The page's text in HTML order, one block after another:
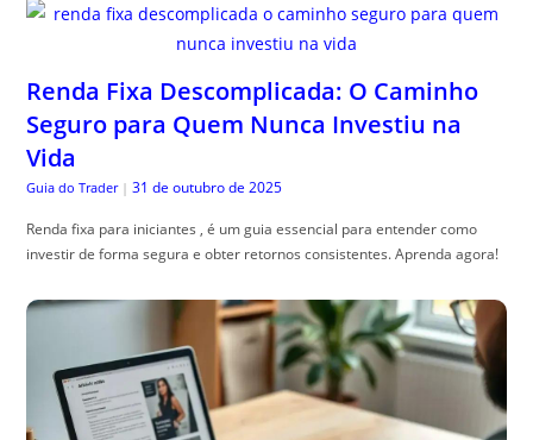
Renda Fixa Descomplicada: O Caminho
Seguro para Quem Nunca Investiu na
Vida
Guia do Trader | 31 de outubro de 2025
Renda fixa para iniciantes , é um guia essencial para entender como
investir de forma segura e obter retornos consistentes. Aprenda agora!